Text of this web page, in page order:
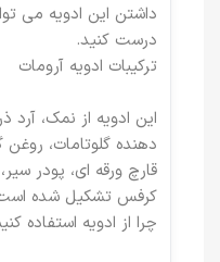
داشتن این ادویه می
درست کنید.
ترکیبات ادویه آرومات
این ادویه از نمک، آرد
دهنده گلوتامات،
قارچ ورقه ای، پودر
کرفس تشکیل شده
چرا از ادویه استفاده